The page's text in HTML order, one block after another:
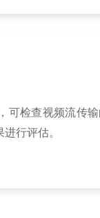
可检查视频流传
行评估。